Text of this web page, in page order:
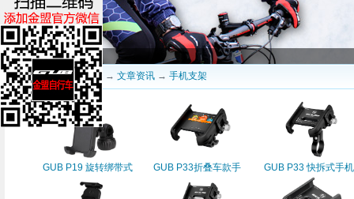
当前位置：深圳金盟 → 文章资讯 → 手机支架
GUB P19 旋转绑带式
手机支架
GUB P33折叠车款手
机支架(旋转调节款，
万向球款)
GUB P33 快拆式手机
支架（万向球夹环款